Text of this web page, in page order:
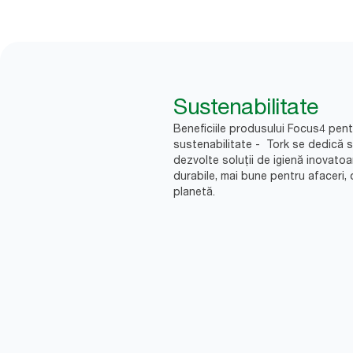
Sustenabilitate
Beneficiile produsului Focus4
sustenabilitate - Tork se dedică
dezvolte soluții de igienă
durabile, mai bune pentru afaceri,
planetă.